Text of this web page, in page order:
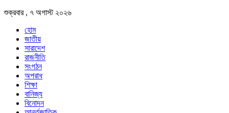
শুক্রবার , ৭ অগাস্ট ২০২৬
হোম
জাতীয়
সারাদেশ
রাজনীতি
সংগঠন
অপরাধ
শিক্ষা
বানিজ্য
বিনোদন